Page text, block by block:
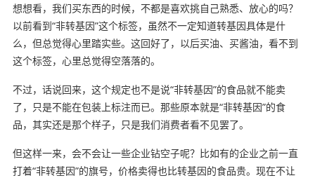
想想看，我们买东西的时候，不都是喜欢挑自己熟悉、放心的吗？
以前看到“非转基因”这个标签，虽然不一定知道转基因具体是什
么，但总觉得心里踏实些。这回好了，以后买油、买酱油，看不到
这个标签，心里总觉得空落落的。
不过，话说回来，这个规定也不是说“非转基因”的食品就不能卖
了，只是不能在包装上标注而已。那些原本就是“非转基因”的食
品，其实还是那个样子，只是我们消费者看不见罢了。
但这样一来，会不会让一些企业钻空子呢？比如有的企业之前一直
打着“非转基因”的旗号，价格卖得也比转基因的食品贵。现在不让